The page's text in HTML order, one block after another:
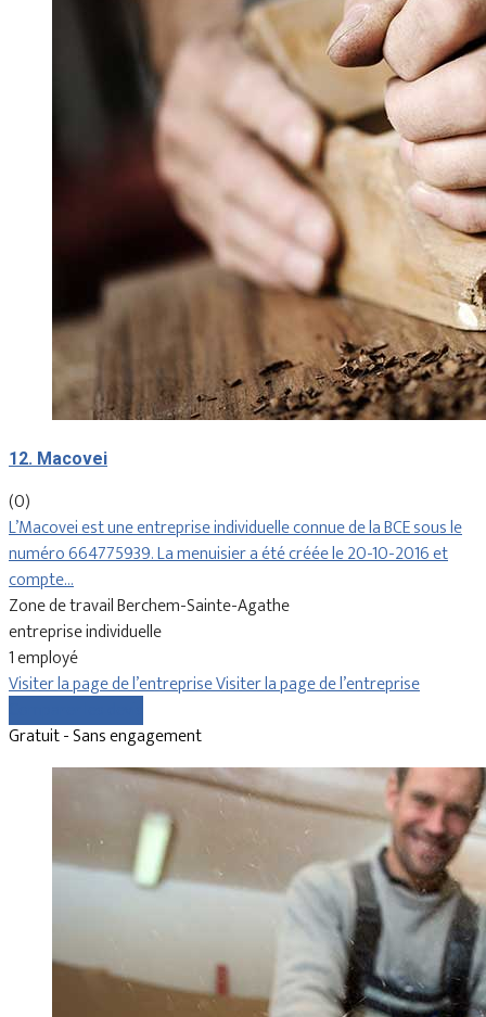
12. Macovei
(0)
L’Macovei est une entreprise individuelle connue de la BCE sous le
numéro 664775939. La menuisier a été créée le 20-10-2016 et
compte…
Zone de travail Berchem-Sainte-Agathe
entreprise individuelle
1 employé
Visiter la page de l’entrepriseVisiter la page de l’entreprise
Gratuit - Sans engagement